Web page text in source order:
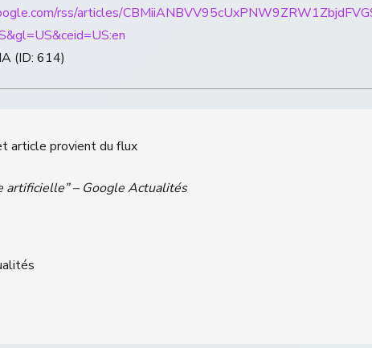
rss/articles/
(ID: 614)
article provient du flux
artificielle” – Google Actualités